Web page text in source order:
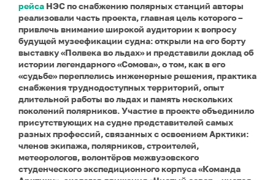
рейса НЭС по снабжению полярных станций авторы
реализовали часть проекта, главная цель которого –
привлечь внимание широкой аудитории к вопросу
будущей музеефикации судна: открыли на его борту
выставку «Полвека во льдах» и представили доклад об
истории легендарного «Сомова», о том, как в его
«судьбе» переплелись инженерные решения, практика
снабжения труднодоступных территорий, опыт
длительной работы во льдах и память нескольких
поколений полярников.Участие в проекте объединило
присутствующих на судне представителей самых
разных профессий, связанных с освоением Арктики:
членов экипажа, полярников, строителей,
метеорологов, волонтёров межвузовского
студенческого экспедиционного корпуса «Команда